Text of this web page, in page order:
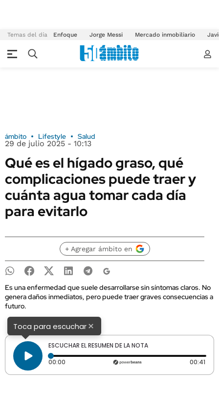
Temas del día Enfoque Jorge Messi Mercado inmobiliario
ámbito Lifestyle Salud
29 de julio 2025 - 10:13
Qué es el hígado graso, qué
complicaciones puede traer y
cuánta agua tomar cada día
para evitarlo
+ Agregar ámbito en
Es una enfermedad que suele desarrollarse sin síntomas claros. No
genera daños inmediatos, pero puede traer graves consecuencias a
futuro.
Toca para escuchar×
ESCUCHAR EL RESUMEN DE LA NOTA
00:00 Tiempo transcurrido: 0 segundos 00:41